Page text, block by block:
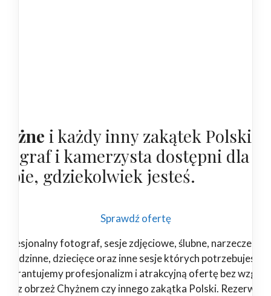
i każdy inny zakątek Polski,
i kamerzysta dostępni dla
gdziekolwiek jesteś.
Sprawdź ofertę
fotograf, sesje zdjęciowe, ślubne,
rodzinne, dziecięce oraz inne sesje których potrzebujesz.
profesjonalizm i atrakcyjną ofertę bez
z obrzeż Chyżnem czy innego zakątka Polski.